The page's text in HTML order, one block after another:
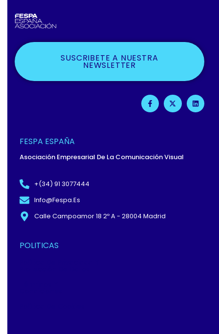
SUSCRIBETE A NUESTRA
NEWSLETTER
F
A
C
F
X
-
T
L
I
N
FESPA ESPAÑA
Asociación Empresarial De La Comunicación Visual
+(34) 91 3077444
Info@fespa.es
Calle Campoamor 18 2º A - 28004 Madrid
POLITICAS